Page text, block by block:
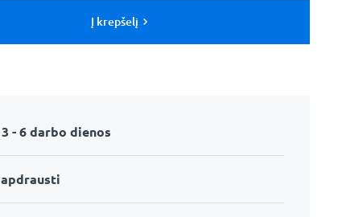
Į krepšelį
3 - 6 darbo dienos
apdrausti